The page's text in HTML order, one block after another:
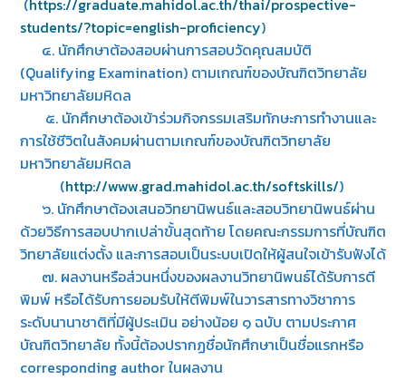
(https://graduate.mahidol.ac.th/thai/prospective-
students/?topic=english-proficiency)
๔. นักศึกษาต้องสอบผ่านการสอบวัดคุณสมบัติ
(Qualifying Examination) ตามเกณฑ์ของบัณฑิตวิทยาลัย
มหาวิทยาลัยมหิดล
๕. นักศึกษาต้องเข้าร่วมกิจกรรมเสริมทักษะการทำงานและ
การใช้ชีวิตในสังคมผ่านตามเกณฑ์ของบัณฑิตวิทยาลัย
มหาวิทยาลัยมหิดล
(http://www.grad.mahidol.ac.th/softskills/)
๖. นักศึกษาต้องเสนอวิทยานิพนธ์และสอบวิทยานิพนธ์ผ่าน
ด้วยวิธีการสอบปากเปล่าขั้นสุดท้าย โดยคณะกรรมการที่บัณฑิต
วิทยาลัยแต่งตั้ง และการสอบเป็นระบบเปิดให้ผู้สนใจเข้ารับฟังได้
๗. ผลงานหรือส่วนหนึ่งของผลงานวิทยานิพนธ์ได้รับการตี
พิมพ์ หรือได้รับการยอมรับให้ตีพิมพ์ในวารสารทางวิชาการ
ระดับนานาชาติที่มีผู้ประเมิน อย่างน้อย ๑ ฉบับ ตามประกาศ
บัณฑิตวิทยาลัย ทั้งนี้ต้องปรากฏชื่อนักศึกษาเป็นชื่อแรกหรือ
corresponding author ในผลงาน